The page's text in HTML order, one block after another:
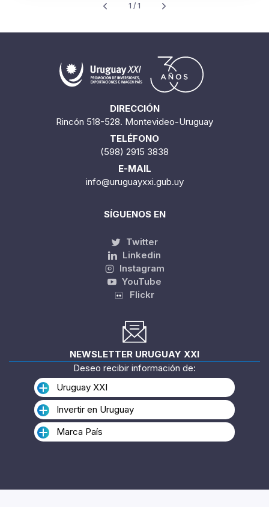
1 / 1
DIRECCIÓN
Rincón 518-528. Montevideo-Uruguay
TELÉFONO
(598) 2915 3838
E-MAIL
info@uruguayxxi.gub.uy
SÍGUENOS EN
Twitter
Linkedin
Instagram
YouTube
Flickr
NEWSLETTER URUGUAY XXI
Deseo recibir información de:
Uruguay XXI
Invertir en Uruguay
Marca País